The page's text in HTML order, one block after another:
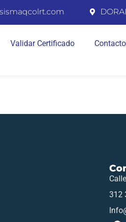
Validar Certificado Contacto
312